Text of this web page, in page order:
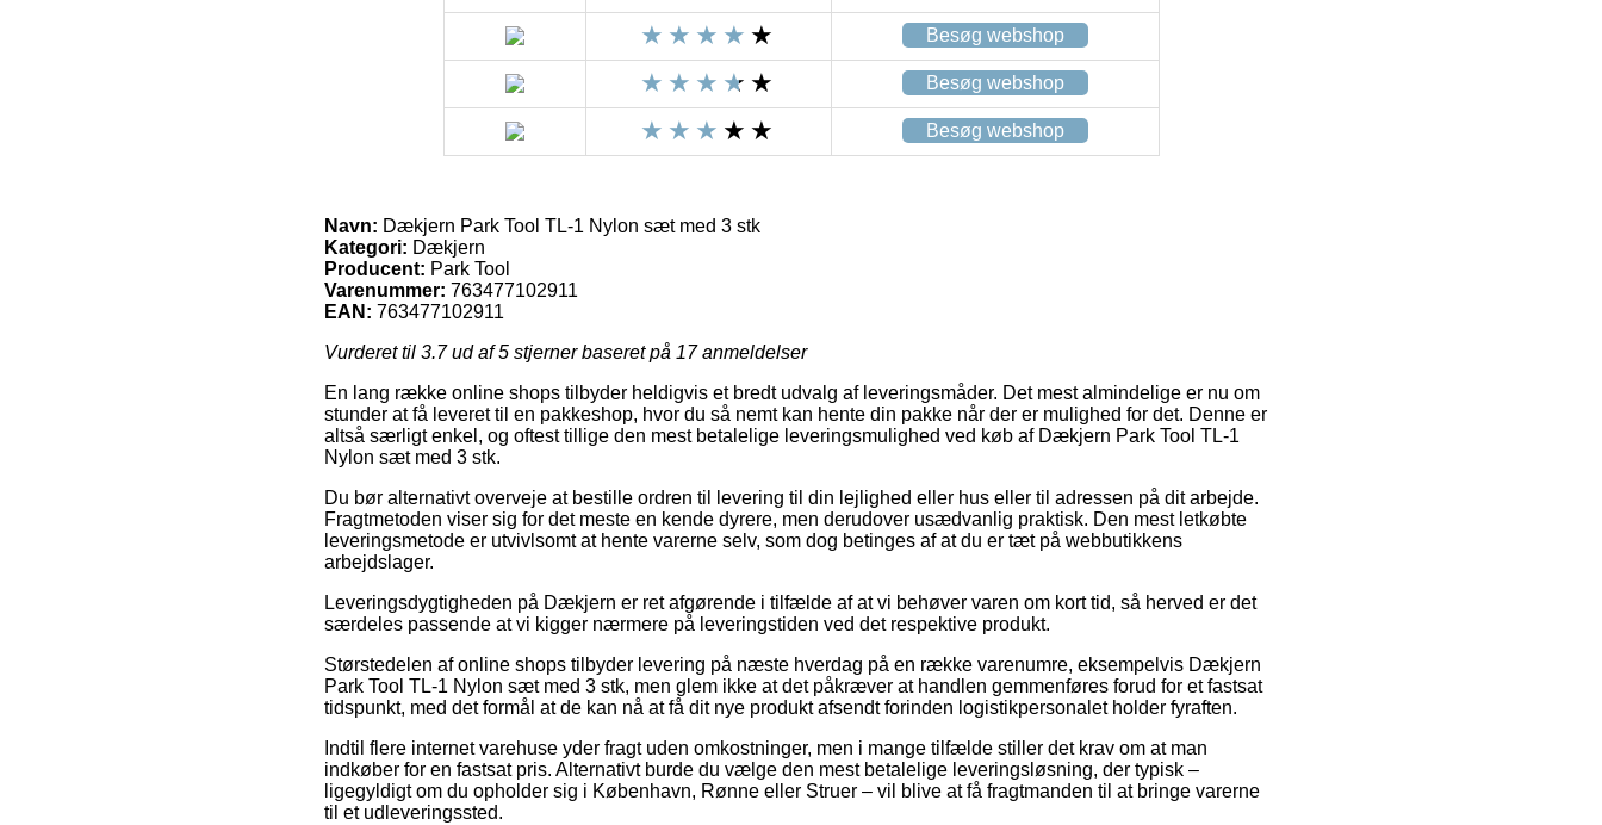
Besøg webshop
Besøg webshop
Besøg webshop
Navn: Dækjern Park Tool TL-1 Nylon sæt med 3 stk
Kategori: Dækjern
Producent: Park Tool
Varenummer: 763477102911
EAN: 763477102911
Vurderet til 3.7ud af 5 stjerner baseret på 17anmeldelser
En lang række online shops tilbyder heldigvis et bredt udvalg af leveringsmåder. Det mest almindelige er nu om
stunder at få leveret til en pakkeshop, hvor du så nemt kan hente din pakke når der er mulighed for det. Denne er
altså særligt enkel, og oftest tillige den mest betalelige leveringsmulighed ved køb af Dækjern Park Tool TL-1
Nylon sæt med 3 stk.
Du bør alternativt overveje at bestille ordren til levering til din lejlighed eller hus eller til adressen på dit arbejde.
Fragtmetoden viser sig for det meste en kende dyrere, men derudover usædvanlig praktisk. Den mest letkøbte
leveringsmetode er utvivlsomt at hente varerne selv, som dog betinges af at du er tæt på webbutikkens
arbejdslager.
Leveringsdygtigheden på Dækjern er ret afgørende i tilfælde af at vi behøver varen om kort tid, så herved er det
særdeles passende at vi kigger nærmere på leveringstiden ved det respektive produkt.
Størstedelen af online shops tilbyder levering på næste hverdag på en række varenumre, eksempelvis Dækjern
Park Tool TL-1 Nylon sæt med 3 stk, men glem ikke at det påkræver at handlen gemmenføres forud for et fastsat
tidspunkt, med det formål at de kan nå at få dit nye produkt afsendt forinden logistikpersonalet holder fyraften.
Indtil flere internet varehuse yder fragt uden omkostninger, men i mange tilfælde stiller det krav om at man
indkøber for en fastsat pris. Alternativt burde du vælge den mest betalelige leveringsløsning, der typisk –
ligegyldigt om du opholder sig i København, Rønne eller Struer – vil blive at få fragtmanden til at bringe varerne
til et udleveringssted.